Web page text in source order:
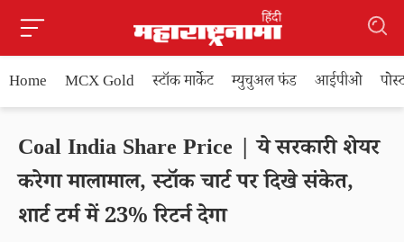
Home MCX Gold स्टॉक मार्केट म्युचुअल फंड आईपीओ
Coal India Share Price | ये सरकारी शेयर
करेगा मालामाल, स्टॉक चार्ट पर दिखे संकेत,
शार्ट टर्म में 23% रिटर्न देगा